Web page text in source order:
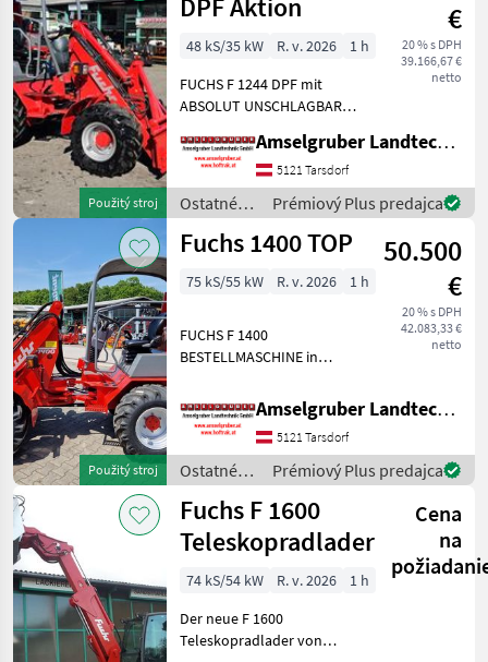
Fuchs
Použitý stroj
DPF Aktion
€
20 % s DPH
39.166,67 €
netto
48 kS/35 kW R. v. 2026
1 h
FUCHS F 1244 DPF mit
ABSOLUT UNSCHLAGBARER
Kaltstartfreudigster 48 PS -
4 Zylinder Yanmar
Baumaschinen-Motor (2.200
ccm) Stufe 5 OHNE AD-
BLUE! -B
Amselgruber Landtechnik GmbH
5121 Tarsdorf
Ostatné
poľnohospodárske
silové
Fuchs
Prémiový Plus predajca
Použitý stroj
Fuchs 1400 TOP
50.500
€
20 % s DPH
42.083,33 €
netto
75 kS/55 kW R. v. 2026 1 h
FUCHS F 1400
BESTELLMASCHINE in
-75 PS 4 Zylinder
Baumaschinenmotor -
Euroaufnahme -
Hydraulische
Werkzeugverriegelung -ZF
Planetenachse
Amselgruber Landtechnik GmbH
5121 Tarsdorf
Ostatné
poľnohospodárske
silové
stroje /
Fuchs
Prémiový Plus predajca
Fuchs F 1600
Teleskopradlader
Cena
na
74 kS/54 kW R. v. 2026
1 h
Der neue F 1600
Teleskopradlader von